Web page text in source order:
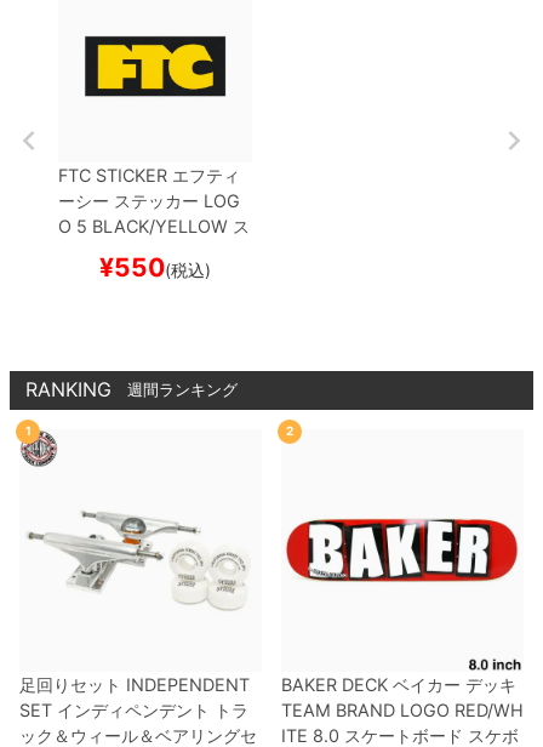
FTC STICKER エフティ
ーシー ステッカー LOG
O 5 BLACK/YELLOW ス
¥550(税込)
RANKING 週間ランキング
1
足回りセット INDEPENDENT
SET インディペンデント
トラ
ック＆ウィール＆ベアリングセ
2
BAKER DECK ベイカー デッキ
TEAM BRAND LOGO RED/WH
ITE 8.0 スケートボード スケボ